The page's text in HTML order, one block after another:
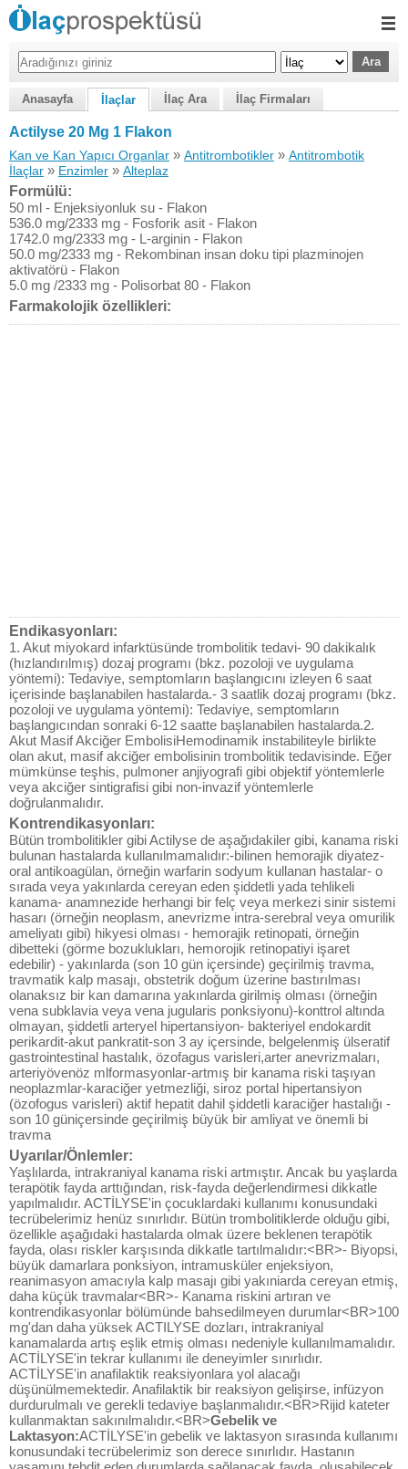
Anasayfa İlaçlar İlaç Ara İlaç Firmaları
Actilyse 20 Mg 1 Flakon
Kan ve Kan Yapıcı Organlar » Antitrombotikler » Antitrombotik
İlaçlar » Enzimler » Alteplaz
Formülü:
50 ml - Enjeksiyonluk su - Flakon
536.0 mg/2333 mg - Fosforik asit - Flakon
1742.0 mg/2333 mg - L-arginin - Flakon
50.0 mg/2333 mg - Rekombinan insan doku tipi plazminojen
aktivatörü - Flakon
5.0 mg /2333 mg - Polisorbat 80 - Flakon
Farmakolojik özellikleri:
Endikasyonları:
1. Akut miyokard infarktüsünde trombolitik tedavi- 90 dakikalık
(hızlandırılmış) dozaj programı (bkz. pozoloji ve uygulama
yöntemi): Tedaviye, semptomların başlangıcını izleyen 6 saat
içerisinde başlanabilen hastalarda.- 3 saatlik dozaj programı (bkz.
pozoloji ve uygulama yöntemi): Tedaviye, semptomların
başlangıcından sonraki 6-12 saatte başlanabilen hastalarda.2.
Akut Masif Akciğer EmbolisiHemodinamik instabiliteyle birlikte
olan akut, masif akciğer embolisinin trombolitik tedavisinde. Eğer
mümkünse teşhis, pulmoner anjiyografi gibi objektif yöntemlerle
veya akciğer sintigrafisi gibi non-invazif yöntemlerle
doğrulanmalıdır.
Kontrendikasyonları:
Bütün trombolitikler gibi Actilyse de aşağıdakiler gibi, kanama riski
bulunan hastalarda kullanılmamalıdır:-bilinen hemorajik diyatez-
oral antikoagülan, örneğin warfarin sodyum kullanan hastalar- o
sırada veya yakınlarda cereyan eden şiddetli yada tehlikeli
kanama- anamnezide herhangi bir felç veya merkezi sinir sistemi
hasarı (örneğin neoplasm, anevrizme intra-serebral veya omurilik
ameliyatı gibi) hikyesi olması - hemorajik retinopati, örneğin
dibetteki (görme bozuklukları, hemorojik retinopatiyi işaret
edebilir) - yakınlarda (son 10 gün içersinde) geçirilmiş travma,
travmatik kalp masajı, obstetrik doğum üzerine bastırılması
olanaksız bir kan damarına yakınlarda girilmiş olması (örneğin
vena subklavia veya vena jugularis ponksiyonu)-konttrol altında
olmayan, şiddetli arteryel hipertansiyon- bakteriyel endokardit
perikardit-akut pankratit-son 3 ay içersinde, belgelenmiş ülseratif
gastrointestinal hastalık, özofagus varisleri,arter anevrizmaları,
arteriyövenöz mlformasyonlar-artmış bir kanama riski taşıyan
neoplazmlar-karaciğer yetmezliği, siroz portal hipertansiyon
(özofogus varisleri) aktif hepatit dahil şiddetli karaciğer hastalığı -
son 10 güniçersinde geçirilmiş büyük bir amliyat ve önemli bi
travma
Uyarılar/Önlemler:
Yaşlılarda, intrakraniyal kanama riski artmıştır. Ancak bu yaşlarda
terapötik fayda arttığından, risk-fayda değerlendirmesi dikkatle
yapılmalıdır. ACTİLYSE'in çocuklardaki kullanımı konusundaki
tecrübelerimiz henüz sınırlıdır. Bütün trombolitiklerde olduğu gibi,
özellikle aşağıdaki hastalarda olmak üzere beklenen terapötik
fayda, olası riskler karşısında dikkatle tartılmalıdır:<BR>- Biyopsi,
büyük damarlara ponksiyon, intramusküler enjeksiyon,
reanimasyon amacıyla kalp masajı gibi yakıniarda cereyan etmiş,
daha küçük travmalar<BR>- Kanama riskini artıran ve
kontrendikasyonlar bölümünde bahsedilmeyen durumlar<BR>100
mg'dan daha yüksek ACTILYSE dozları, intrakraniyal
kanamalarda artış eşlik etmiş olması nedeniyle kullanılmamalıdır.
ACTİLYSE'in tekrar kullanımı ile deneyimler sınırlıdır.
ACTİLYSE'in anafilaktik reaksiyonlara yol alacağı
düşünülmemektedir. Anafilaktik bir reaksiyon gelişirse, infüzyon
durdurulmalı ve gerekli tedaviye başlanmalıdır.<BR>Rijid kateter
kullanmaktan sakınılmalıdır.<BR>Gebelik ve
Laktasyon:ACTİLYSE'in gebelik ve laktasyon sırasında kullanımı
konusundaki tecrübelerimiz son derece sınırlıdır. Hastanın